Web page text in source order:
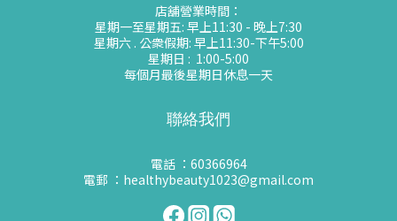
店舖營業時間：
星期一至星期五: 早上11:30 - 晚上7:30
星期六 . 公衆假期: 早上11:30-下午5:00
星期日 : 1:00-5:00
每個月最後星期日休息一天
聯絡我們
電話 ：60366964
電郵 ：healthybeauty1023@gmail.com